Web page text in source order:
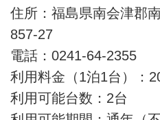
住所：福島県南会津郡
857-27
電話：0241-64-2355
利用料金（1泊1台）：
利用可能台数：2台